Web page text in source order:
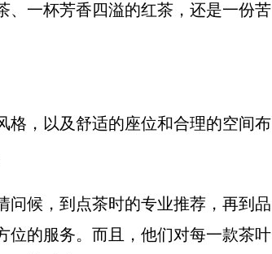
、一杯芳香四溢的红茶，还是一份苦
格，以及舒适的座位和合理的空间布
问候，到点茶时的专业推荐，再到品
位的服务。而且，他们对每一款茶叶